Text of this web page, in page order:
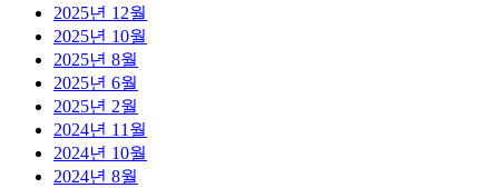
2025년 12월
2025년 10월
2025년 8월
2025년 6월
2025년 2월
2024년 11월
2024년 10월
2024년 8월